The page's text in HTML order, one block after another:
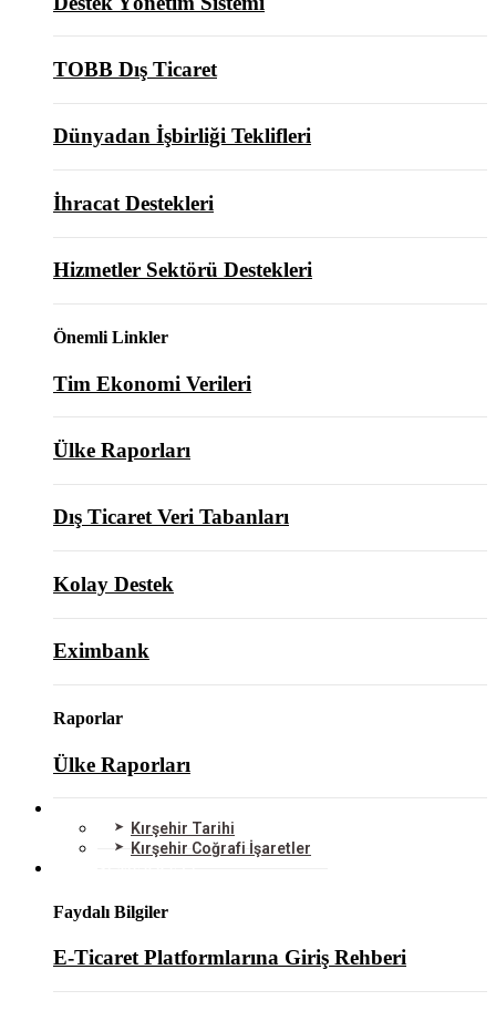
TOBB Dış Ticaret
Dünyadan İşbirliği Teklifleri
İhracat Destekleri
Hizmetler Sektörü Destekleri
Önemli Linkler
Tim Ekonomi Verileri
Ülke Raporları
Dış Ticaret Veri Tabanları
Kolay Destek
Eximbank
Raporlar
Ülke Raporları
Kırşehir Tarihi
Kırşehir Coğrafi İşaretler
Faydalı Bilgiler
E-Ticaret Platformlarına Giriş Rehberi